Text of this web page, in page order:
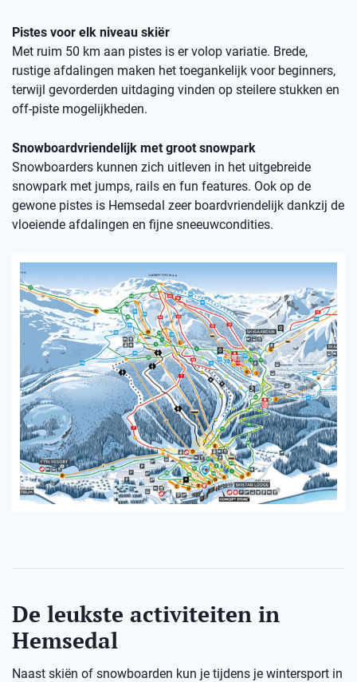
Pistes voor elk niveau skiër
Met ruim 50 km aan pistes is er volop variatie. Brede,
rustige afdalingen maken het toegankelijk voor beginners,
terwijl gevorderden uitdaging vinden op steilere stukken en
off-piste mogelijkheden.
Snowboardvriendelijk met groot snowpark
Snowboarders kunnen zich uitleven in het uitgebreide
snowpark met jumps, rails en fun features. Ook op de
gewone pistes is Hemsedal zeer boardvriendelijk dankzij de
vloeiende afdalingen en fijne sneeuwcondities.
De leukste activiteiten in
Hemsedal
Naast skiën of snowboarden kun je tijdens je wintersport in